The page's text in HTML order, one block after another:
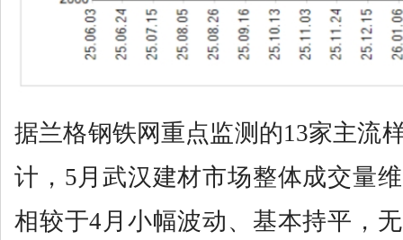
据兰格钢铁网重点监测的13家主流
计，5月武汉建材市场整体成交量
相较于4月小幅波动、基本持平，